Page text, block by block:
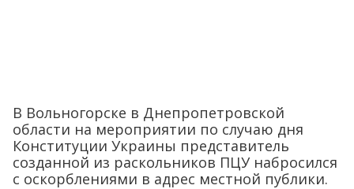
В Вольногорске в Днепропетровской
области на мероприятии по случаю дня
Конституции Украины представитель
созданной из раскольников ПЦУ набросился
с оскорблениями в адрес местной публики.